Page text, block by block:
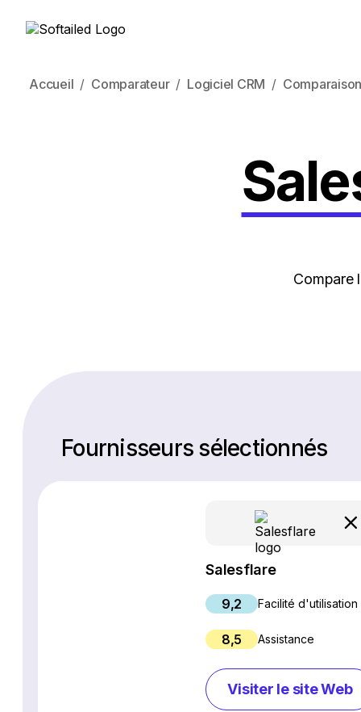
Accueil Comparateur Logiciel CRM
Compare
Fournisseurs sélectionnés
Salesflare
9,2 Facilité d'utilisation
8,5 Assistance
Visiter le site Web